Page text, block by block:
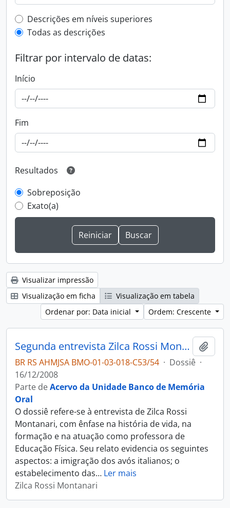
Filtro de descrição de nível superior
Descrições em níveis superiores
Todas as descrições
Filtrar por intervalo de datas:
Início
Fim
Resultados
Sobreposição
Exato(a)
Visualizar impressão
Visualização em ficha
Visualização em tabela
Ordenar por: Data inicial
Ordem: Crescente
Segunda entrevista Zilca Rossi Montanari
BR RS AHMJSA BMO-01-03-018-C53/54 · Dossiê ·
16/12/2008
Parte deAcervo da Unidade Banco de Memória
Oral
O dossiê refere-se à entrevista de Zilca Rossi
Montanari, com ênfase na história de vida, na
formação e na atuação como professora de
Educação Física. Seu relato evidencia os seguintes
aspectos: a imigração dos avós italianos; o
estabelecimento das… Ler mais
Zilca Rossi Montanari